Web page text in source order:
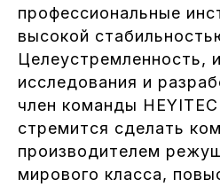
профессиональные
высокой
Целеустремленность,
исследования и
член команды
стремится сделать
производителем
мирового класса,